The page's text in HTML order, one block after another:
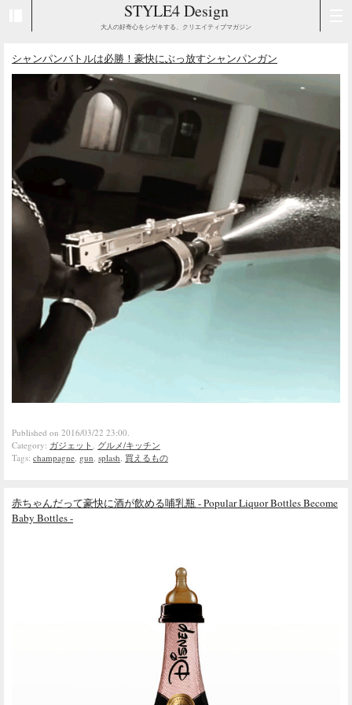
STYLE4 Design
大人の好奇心をシゲキする、クリエイティブマガジン
シャンパンバトルは必勝！豪快にぶっ放すシャンパンガン
Published on 2016/03/22 23:00.
Category: ガジェット, グルメ/キッチン
Tags: champagne, gun, splash, 買えるもの
赤ちゃんだって豪快に酒が飲める哺乳瓶 - Popular Liquor Bottles Become
Baby Bottles -